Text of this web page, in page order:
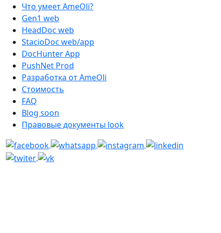
Что умеет AmeOli?
Gen1 web
HeadDoc web
StacioDoc web/app
DocHunterApp
PushNet Prod
Разработка от AmeOli
Стоимость
FAQ
Blog soon
Правовые документы look